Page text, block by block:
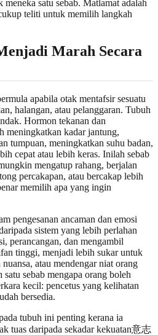
satu sebab. Matlamat adalah
teliti untuk memilih langkah
Marah Secara
apabila otak mentafsir sesuatu
halangan, atau pelanggaran. Tubuh
Hormon tekanan dan
meningkatkan kadar jantung,
tumpuan, meningkatkan suhu badan,
cepat atau lebih keras. Inilah sebab
mengatup rahang, berjalan
percakapan, atau bercakap lebih
memilih apa yang ingin
pengesanan ancaman dan emosi
sistem yang lebih perlahan
perancangan, dan mengambil
tinggi, menjadi lebih sukar untuk
atau mendengar niat orang
sebab mengapa orang boleh
kecil: pencetus yang kelihatan
bersedia.
tubuh ini penting kerana ia
tuas daripada sekadar kekuatan意志